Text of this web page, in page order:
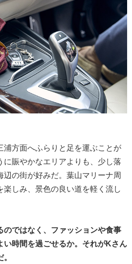
浦方面へふらりと足を運ぶことが
に賑やかなエリアよりも、少し落
辺の街が好みだ。葉山マリーナ周
楽しみ、景色の良い道を軽く流し
のではなく、ファッションや食事
い時間を過ごせるか。それがKさん